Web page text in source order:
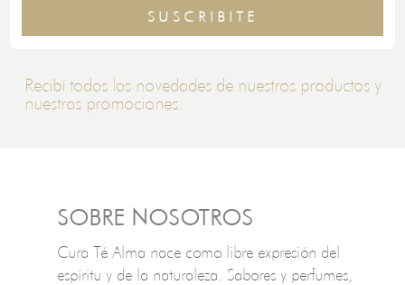
SUSCRIBITE
Recibí todas las novedades de nuestros productos y
nuestras promociones.
SOBRE NOSOTROS
Cura Té Alma nace como libre expresión del
espíritu y de la naturaleza. Sabores y perfumes,